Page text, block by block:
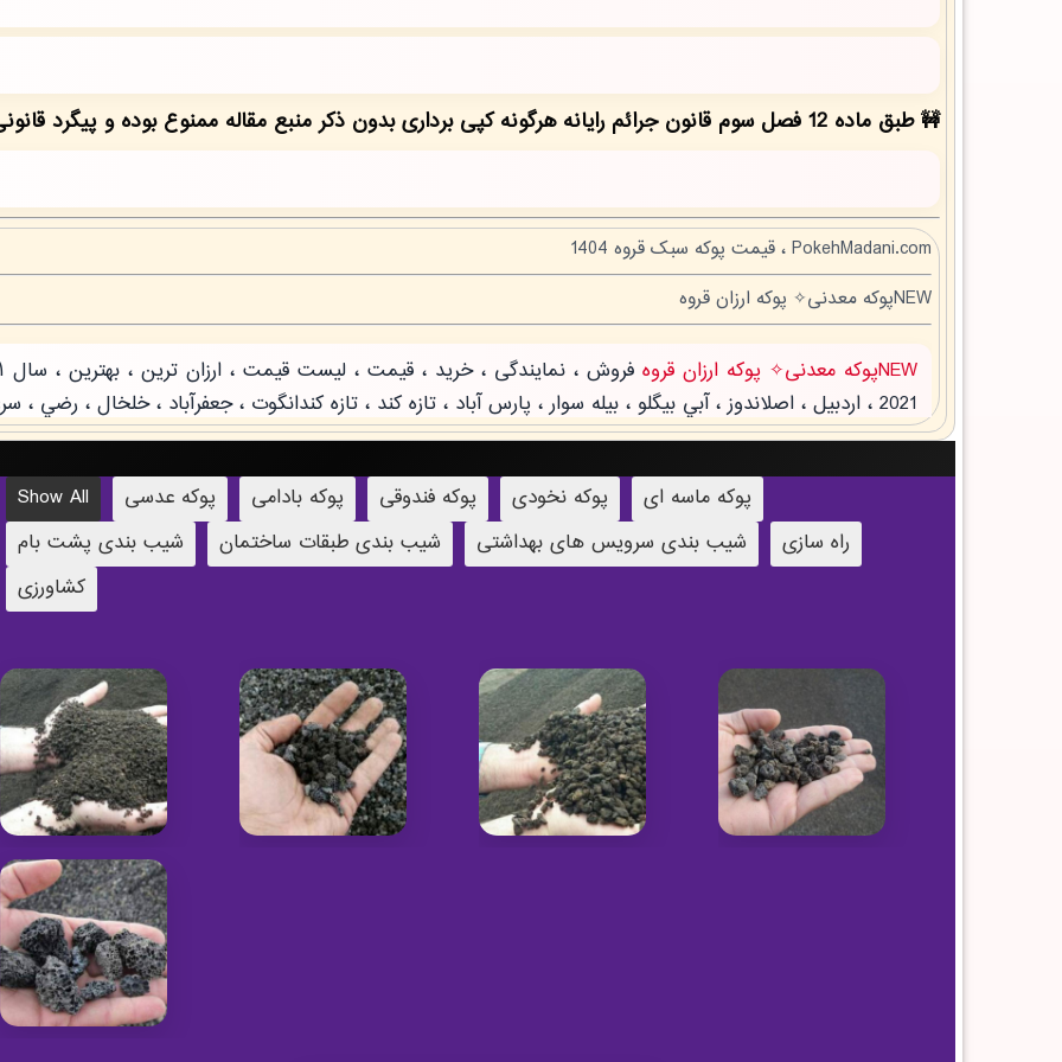
طبق ماده 12 فصل سوم قانون جرائم رایانه هرگونه کپی برداری بدون ذکر منبع مقاله ممنوع بوده و پیگرد قانونی دارد!
PokehMadani.com ، قیمت پوکه سبک قروه 1404
NEWپوکه معدنی✧ پوکه ارزان قروه
NEWپوکه معدنی✧ پوکه ارزان قروه
Show All پوکه عدسی پوکه بادامی پوکه فندوقی پوکه نخودی
پوکه ماسه ای
شیب بندی پشت بام
شیب بندی طبقات ساختمان شیب بندی سرویس های بهداشتی
راه سازی
کشاورزی